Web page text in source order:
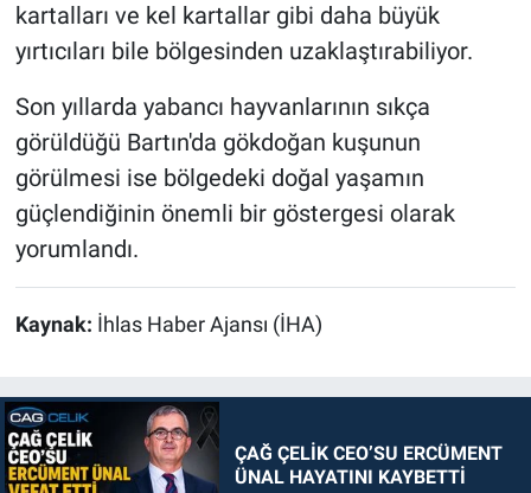
kartalları ve kel kartallar gibi daha büyük
yırtıcıları bile bölgesinden uzaklaştırabiliyor.
Son yıllarda yabancı hayvanlarının sıkça
görüldüğü Bartın'da gökdoğan kuşunun
görülmesi ise bölgedeki doğal yaşamın
güçlendiğinin önemli bir göstergesi olarak
yorumlandı.
Kaynak: İhlas Haber Ajansı (İHA)
ÇAĞ ÇELİK CEO’SU ERCÜMENT
ÜNAL HAYATINI KAYBETTİ